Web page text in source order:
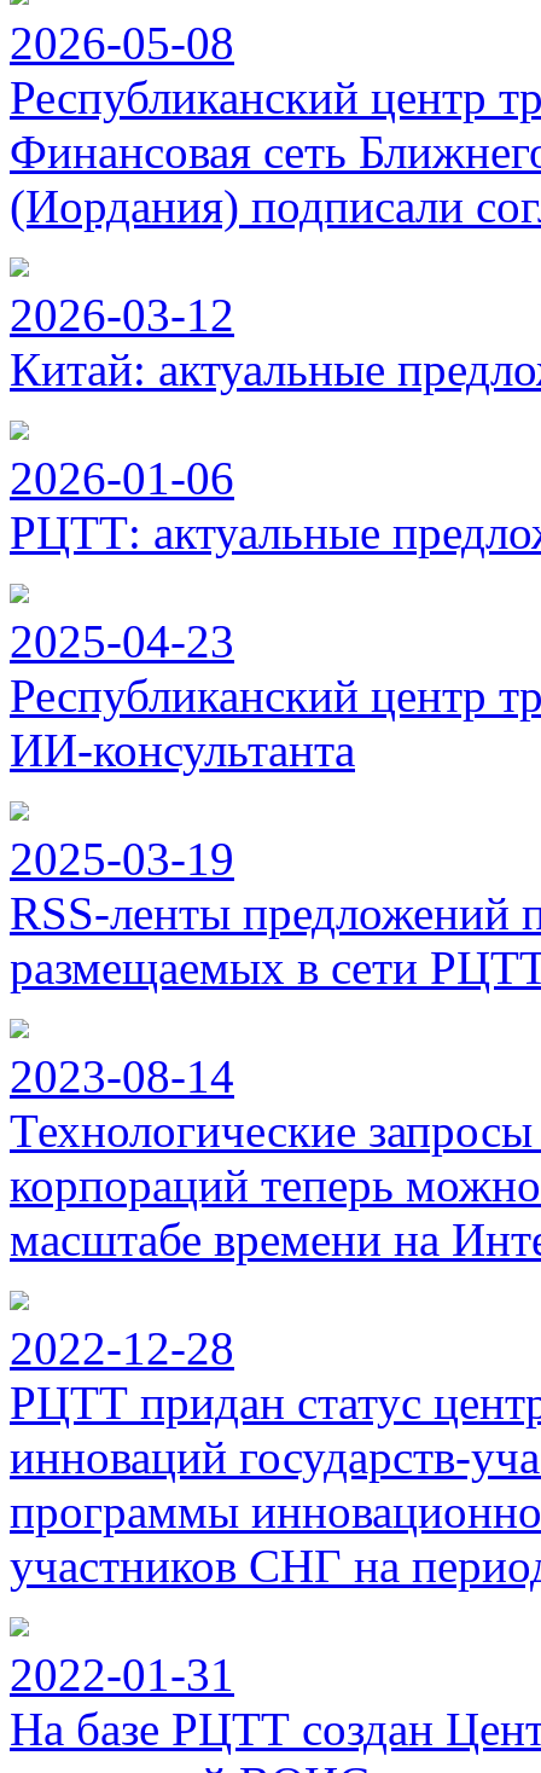
2026-05-08
Республиканский центр
Финансовая сеть
(Иордания) подписали
2026-03-12
Китай: актуальные
2026-01-06
РЦТТ: актуальные
2025-04-23
Республиканский центр
ИИ-консультанта
2025-03-19
RSS-ленты предложений
размещаемых в сети
2023-08-14
Технологические
корпораций теперь
масштабе времени на
2022-12-28
РЦТТ придан статус
инноваций государств-
программы
участников СНГ на
2022-01-31
На базе РЦТТ создан